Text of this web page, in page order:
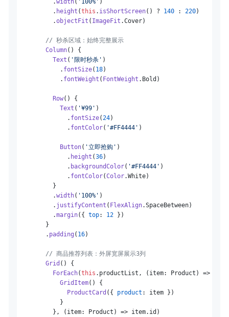
          .
height (this . isShortScreen() ? 140 : 220)
          .
objectFit ( ImageFit .Cover)
// 秒杀区域：始终完整展示
Column() {
Text ( '限时秒杀' )
            .
fontSize( 18)
            .
fontWeight ( FontWeight . Bold )
Row() {
Text ( '¥99' )
              .
fontSize( 24)
              .
fontColor( '#FF4444' )
Button( '立即抢购' )
              .
height (36)
              .
backgroundColor( '#FF4444' )
              .
fontColor(Color.White)
          }
          .
width( '100%' )
          .
justifyContent ( FlexAlign.SpaceBetween)
          .
margin({ top: 12 })
        }
        .
padding ( 16)
// 商品推荐列表：外屏宽屏展示3列
Grid () {
ForEach(this . productList , ( item: Product ) => {
GridItem() {
ProductCard ({ product : item })
            }
          },
( item: Product ) => item. id )